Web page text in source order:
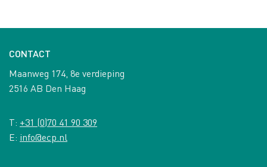
CONTACT
Maanweg 174, 8e verdieping
2516 AB Den Haag
T: +31 (0)70 41 90 309
E: info@ecp.nl